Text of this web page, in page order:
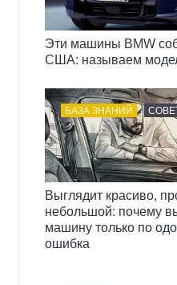
Эти машины BMW
США: называем
БАЗА ЗНАНИЙ
Выглядит красиво,
небольшой: почему
машину только по
ошибка